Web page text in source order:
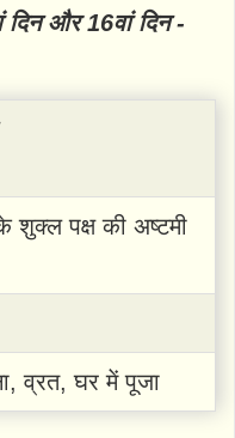
दिन और 16वां दिन -
शुक्ल पक्ष की अष्टमी
व्रत, घर में पूजा